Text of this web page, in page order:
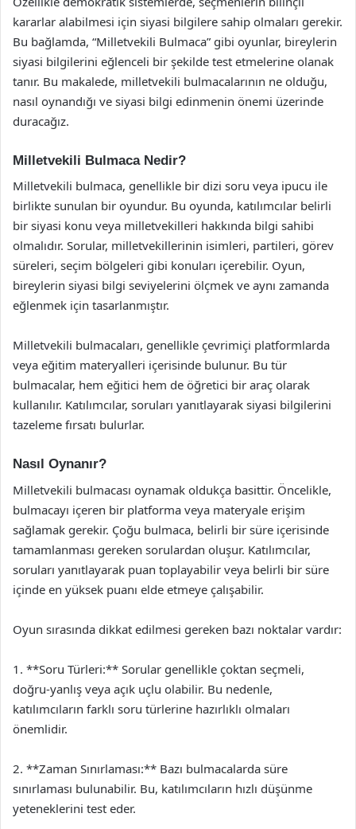
kararlar alabilmesi için siyasi bilgilere sahip olmaları gerekir.
Bu bağlamda, “Milletvekili Bulmaca” gibi oyunlar, bireylerin
siyasi bilgilerini eğlenceli bir şekilde test etmelerine olanak
tanır. Bu makalede, milletvekili bulmacalarının ne olduğu,
nasıl oynandığı ve siyasi bilgi edinmenin önemi üzerinde
duracağız.
Milletvekili Bulmaca Nedir?
Milletvekili bulmaca, genellikle bir dizi soru veya ipucu ile
birlikte sunulan bir oyundur. Bu oyunda, katılımcılar belirli
bir siyasi konu veya milletvekilleri hakkında bilgi sahibi
olmalıdır. Sorular, milletvekillerinin isimleri, partileri, görev
süreleri, seçim bölgeleri gibi konuları içerebilir. Oyun,
bireylerin siyasi bilgi seviyelerini ölçmek ve aynı zamanda
eğlenmek için tasarlanmıştır.
Milletvekili bulmacaları, genellikle çevrimiçi platformlarda
veya eğitim materyalleri içerisinde bulunur. Bu tür
bulmacalar, hem eğitici hem de öğretici bir araç olarak
kullanılır. Katılımcılar, soruları yanıtlayarak siyasi bilgilerini
tazeleme fırsatı bulurlar.
Nasıl Oynanır?
Milletvekili bulmacası oynamak oldukça basittir. Öncelikle,
bulmacayı içeren bir platforma veya materyale erişim
sağlamak gerekir. Çoğu bulmaca, belirli bir süre içerisinde
tamamlanması gereken sorulardan oluşur. Katılımcılar,
soruları yanıtlayarak puan toplayabilir veya belirli bir süre
içinde en yüksek puanı elde etmeye çalışabilir.
Oyun sırasında dikkat edilmesi gereken bazı noktalar vardır:
1. **Soru Türleri:** Sorular genellikle çoktan seçmeli,
doğru-yanlış veya açık uçlu olabilir. Bu nedenle,
katılımcıların farklı soru türlerine hazırlıklı olmaları
önemlidir.
2. **Zaman Sınırlaması:** Bazı bulmacalarda süre
sınırlaması bulunabilir. Bu, katılımcıların hızlı düşünme
yeteneklerini test eder.